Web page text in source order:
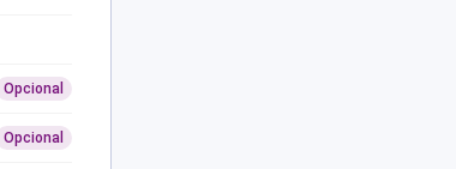
Opcional
Opcional